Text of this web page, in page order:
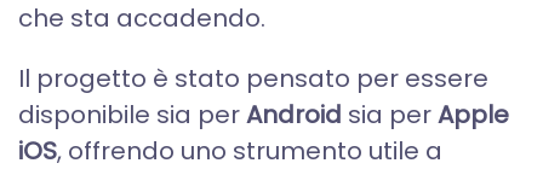
che sta accadendo.
Il progetto è stato pensato per essere
disponibile sia perAndroid sia perApple
iOS, offrendo uno strumento utile a